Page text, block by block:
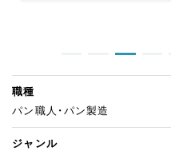
職種
パン職人・パン製造
ジャンル